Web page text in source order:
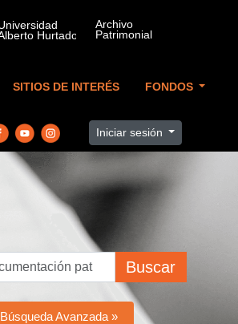
SITIOS DE INTERÉS FONDOS
Iniciar sesión
Buscar
Búsqueda Avanzada »